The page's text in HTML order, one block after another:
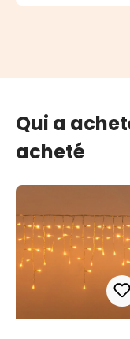
Qui a
acheté